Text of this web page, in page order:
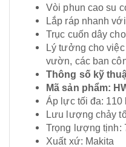
Vòi phun cao su
Lắp ráp nhanh
Trục cuốn dây
Lý tưởng cho
vườn, các ban
Thông số kỹ
Mã sản phẩm:
Áp lực tối đa: 110
Lưu lượng chảy
Trọng lượng tịnh:
Xuất xứ: Makita